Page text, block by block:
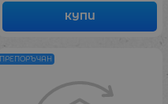
КУПИ
ПРЕПОРЪЧАН